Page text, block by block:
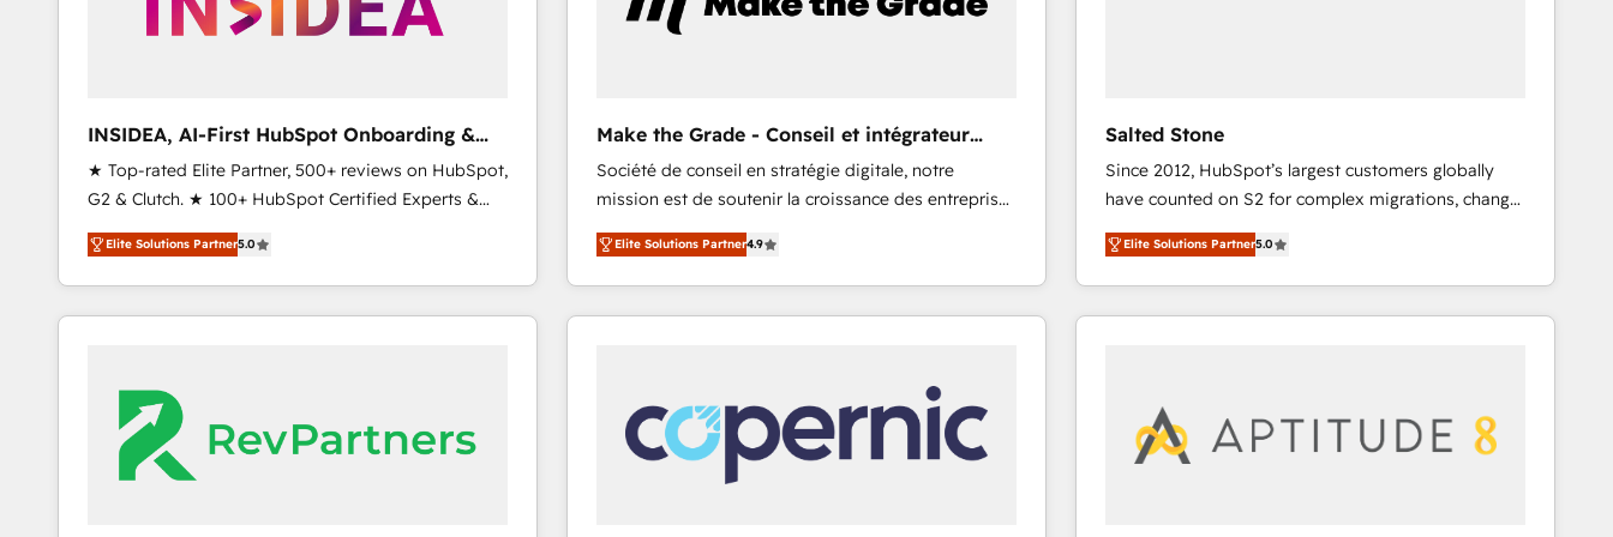
INSIDEA, AI-First HubSpot Onboarding &
RevOps
★ Top-rated Elite Partner, 500+ reviews on HubSpot,
G2 & Clutch. ★ 100+ HubSpot Certified Experts &
Trainers across the team ★ 1,500+ implementations
across five continents ★ AI-First, RevOps-led,
Onboarding obsessed ★ Company of the Year
2024/25 INSIDEA helps growing companies turn
workflows that drive adoption from week one, in
your time zone. What we do ➤ Onboarding: Live in
weeks, with workflows built around your business,
not a template. ➤ Migration: Move from any legacy
Elite Solutions Partner5.0
Make the Grade - Conseil et intégrateur
HubSpot
Société de conseil en stratégie digitale, notre
mission est de soutenir la croissance des entreprises
B2B à travers l’acquisition de nouveaux clients,
l'intégration CRM et le développement des revenus
auprès de vos comptes existants. En France et à
l'international, nous travaillons avec des ETI
startups florissantes. Nos 3 grandes expertises sont :
➤ L’intégration de CRM et de méthodologie RevOps
pour aligner les équipes marketing, commerciales et
support client (data migration, synchronisation API,
Elite Solutions Partner4.9
Salted Stone
Since 2012, HubSpot’s largest customers globally
have counted on S2 for complex migrations, change
management, systems integration, and creative
solutions that deliver measurable impact and
transform brand experiences As one of the few full-
service creative agencies in the HubSpot
marketing campaigns, & RevOps frameworks that
fuel long-term success We connect the entire
Elite Solutions Partner5.0